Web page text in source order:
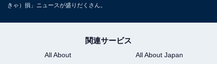
きゃ）損」ニュースが盛りだくさん。
関連サービス
All About
All About Japan